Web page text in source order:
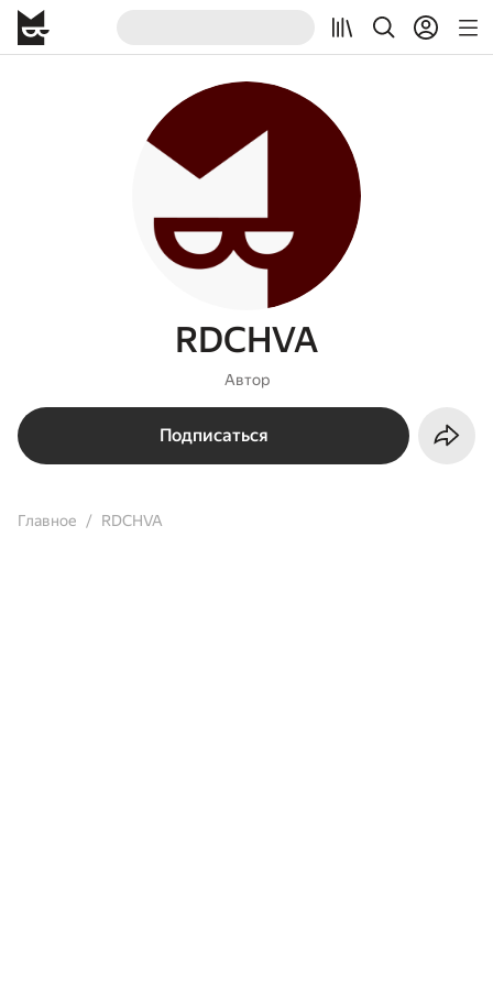
RDCHVA
Автор
Подписаться
Главное RDCHVA